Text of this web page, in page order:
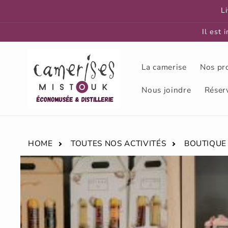
Il est
La camerise Nos
Nous joindre
HOME TOUTES NOS ACTIVITÉS
Passer aux
informations
produits